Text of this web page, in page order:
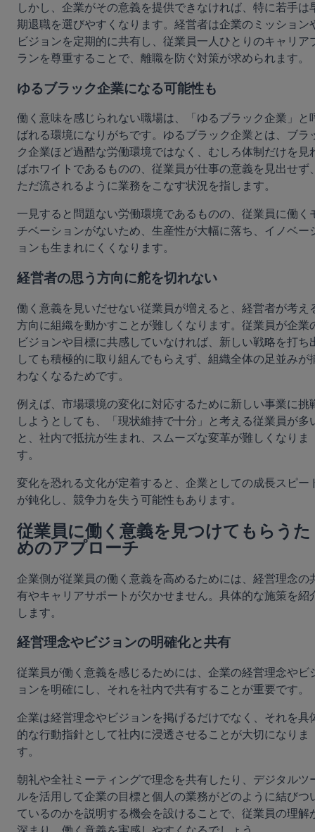
しかし、企業がその意義を提供できなければ、特に若手は
期退職を選びやすくなります。経営者は企業のミッション
ビジョンを定期的に共有し、従業員一人ひとりのキャリア
ランを尊重することで、離職を防ぐ対策が求められます。
ゆるブラック企業になる可能性も
働く意味を感じられない職場は、「ゆるブラック企業」と
ばれる環境になりがちです。ゆるブラック企業とは、ブラ
ク企業ほど過酷な労働環境ではなく、むしろ体制だけを見
ばホワイトであるものの、従業員が仕事の意義を見出せず
ただ流されるように業務をこなす状況を指します。
一見すると問題ない労働環境であるものの、従業員に働く
チベーションがないため、生産性が大幅に落ち、イノベー
ョンも生まれにくくなります。
経営者の思う方向に舵を切れない
働く意義を見いだせない従業員が増えると、経営者が考え
方向に組織を動かすことが難しくなります。従業員が企業
ビジョンや目標に共感していなければ、新しい戦略を打ち
しても積極的に取り組んでもらえず、組織全体の足並みが
わなくなるためです。
例えば、市場環境の変化に対応するために新しい事業に挑
しようとしても、「現状維持で十分」と考える従業員が多
と、社内で抵抗が生まれ、スムーズな変革が難しくなりま
す。
変化を恐れる文化が定着すると、企業としての成長スピー
が鈍化し、競争力を失う可能性もあります。
従業員に働く意義を見つけてもらうた
めのアプローチ
企業側が従業員の働く意義を高めるためには、経営理念の
有やキャリアサポートが欠かせません。具体的な施策を紹
します。
経営理念やビジョンの明確化と共有
従業員が働く意義を感じるためには、企業の経営理念やビ
ョンを明確にし、それを社内で共有することが重要です。
企業は経営理念やビジョンを掲げるだけでなく、それを具
的な行動指針として社内に浸透させることが大切になりま
す。
朝礼や全社ミーティングで理念を共有したり、デジタルツ
ルを活用して企業の目標と個人の業務がどのように結びつ
ているのかを説明する機会を設けることで、従業員の理解